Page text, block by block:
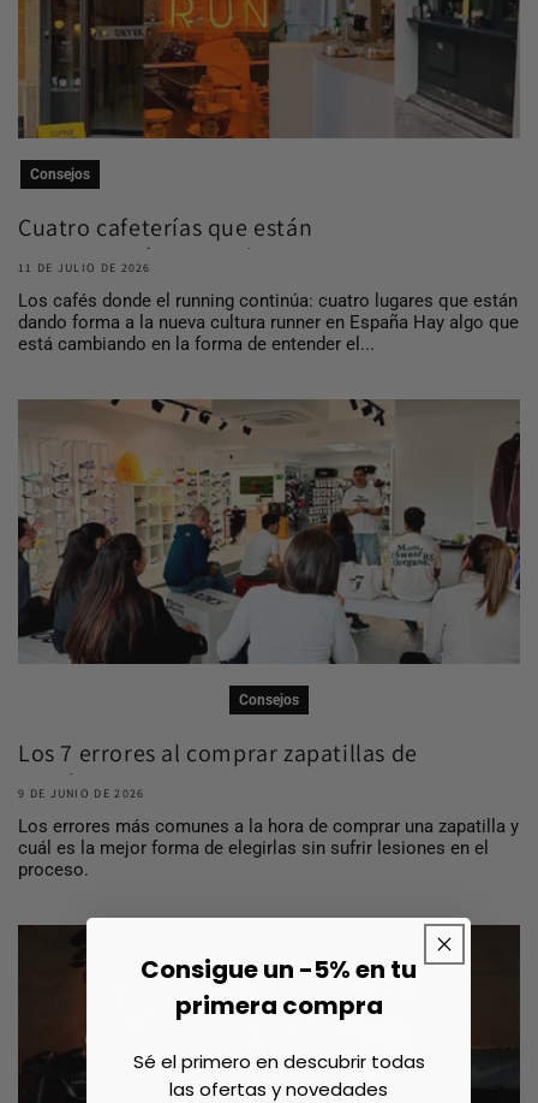
Consejos
Cuatro cafeterías que están
construyendo comuni...
11 DE JULIO DE 2026
Los cafés donde el running continúa: cuatro lugares que están
dando forma a la nueva cultura runner en España Hay algo que
está cambiando en la forma de entender el...
Consejos
Los 7 errores al comprar zapatillas de
running ...
9 DE JUNIO DE 2026
Los errores más comunes a la hora de comprar una zapatilla y
cuál es la mejor forma de elegirlas sin sufrir lesiones en el
proceso.
Consigue un -5% en tu
primera compra
Sé el primero en descubrir todas
las ofertas y novedades